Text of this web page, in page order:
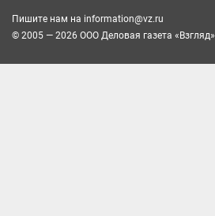
Пишите нам на information@vz.ru
© 2005 — 2026 ООО Деловая газета «Взгляд»